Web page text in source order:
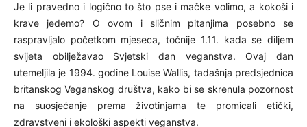
Je li pravedno i logično to što pse i mačke volimo, a kokoši i
krave jedemo? O ovom i sličnim pitanjima posebno se
raspravljalo početkom mjeseca, točnije 1.11. kada se diljem
svijeta obilježavao Svjetski dan veganstva. Ovaj dan
utemeljila je 1994. godine Louise Wallis, tadašnja predsjednica
britanskog Veganskog društva, kako bi se skrenula pozornost
na suosjećanje prema životinjama te promicali etički,
zdravstveni i ekološki aspekti veganstva.